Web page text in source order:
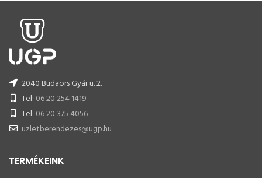
2040 Budaörs Gyár u. 2.
Tel: 06 20 254 1419
Tel: 06 20 375 4056
uzletberendezes@ugp.hu
TERMÉKEINK